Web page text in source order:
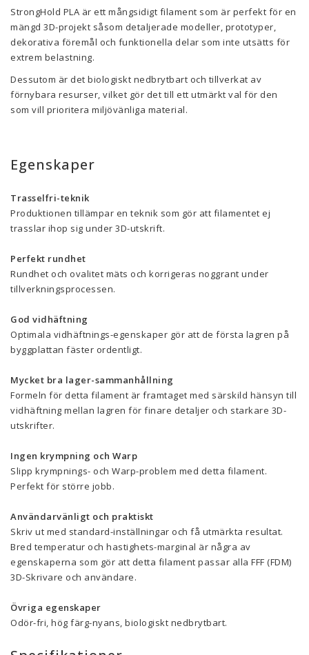
StrongHold PLA är ett mångsidigt filament som är perfekt för en
mängd 3D-projekt såsom detaljerade modeller, prototyper,
dekorativa föremål och funktionella delar som inte utsätts för
extrem belastning.
Dessutom är det biologiskt nedbrytbart och tillverkat av
förnybara resurser, vilket gör det till ett utmärkt val för den
som vill prioritera miljövänliga material.
Egenskaper
Trasselfri-teknik
Produktionen tillämpar en teknik som gör att filamentet ej
trasslar ihop sig under 3D-utskrift.
Perfekt rundhet
Rundhet och ovalitet mäts och korrigeras noggrant under
tillverkningsprocessen.
God vidhäftning
Optimala vidhäftnings-egenskaper gör att de första lagren på
byggplattan fäster ordentligt.
Mycket bra lager-sammanhållning
Formeln för detta filament är framtaget med särskild hänsyn till
vidhäftning mellan lagren för finare detaljer och starkare 3D-
utskrifter.
Ingen krympning och Warp
Slipp krympnings- och Warp-problem med detta filament.
Perfekt för större jobb.
Användarvänligt och praktiskt
Skriv ut med standard-inställningar och få utmärkta resultat.
Bred temperatur och hastighets-marginal är några av
egenskaperna som gör att detta filament passar alla FFF (FDM)
3D-Skrivare och användare.
Övriga egenskaper
Odör-fri, hög färg-nyans, biologiskt nedbrytbart.